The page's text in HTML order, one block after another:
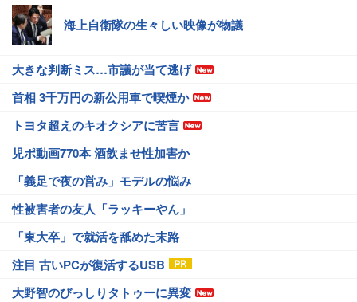
海上自衛隊の生々しい映像が物議
大きな判断ミス…市議が当て逃げ
首相 3千万円の新公用車で喫煙か
トヨタ超えのキオクシアに苦言
児ポ動画770本 酒飲ませ性加害か
「義足で夜の営み」モデルの悩み
性被害者の友人「ラッキーやん」
「東大卒」で就活を舐めた末路
注目 古いPCが復活するUSB
大野智のびっしりタトゥーに異変